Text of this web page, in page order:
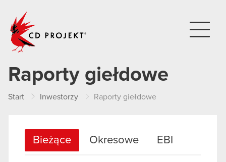
Raporty giełdowe
Start Inwestorzy Raporty giełdowe
Bieżące Okresowe EBI